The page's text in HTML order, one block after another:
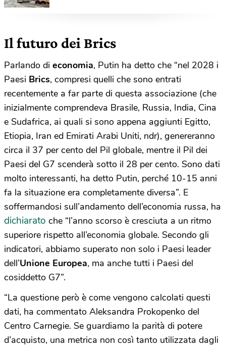
Il futuro dei Brics
Parlando di economia, Putin ha detto che “nel 2028 i
Paesi Brics, compresi quelli che sono entrati
recentemente a far parte di questa associazione (che
inizialmente comprendeva Brasile, Russia, India, Cina
e Sudafrica, ai quali si sono appena aggiunti Egitto,
Etiopia, Iran ed Emirati Arabi Uniti, ndr), genereranno
circa il 37 per cento del Pil globale, mentre il Pil dei
Paesi del G7 scenderà sotto il 28 per cento. Sono dati
molto interessanti, ha detto Putin, perché 10-15 anni
fa la situazione era completamente diversa”. E
soffermandosi sull’andamento dell’economia russa, ha
dichiarato che “l’anno scorso è cresciuta a un ritmo
superiore rispetto all’economia globale. Secondo gli
indicatori, abbiamo superato non solo i Paesi leader
dell’Unione Europea, ma anche tutti i Paesi del
cosiddetto G7”.
“La questione però è come vengono calcolati questi
dati, ha commentato Aleksandra Prokopenko del
Centro Carnegie. Se guardiamo la parità di potere
d’acquisto, una metrica non così tanto utilizzata dagli